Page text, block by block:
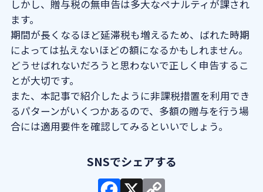
しかし、贈与税の無申告は多大なペナルティが課され
ます。
期間が長くなるほど延滞税も増えるため、ばれた時期
によっては払えないほどの額になるかもしれません。
どうせばれないだろうと思わないで正しく申告するこ
とが大切です。
また、本記事で紹介したように非課税措置を利用でき
るパターンがいくつかあるので、多額の贈与を行う場
合には適用要件を確認してみるといいでしょう。